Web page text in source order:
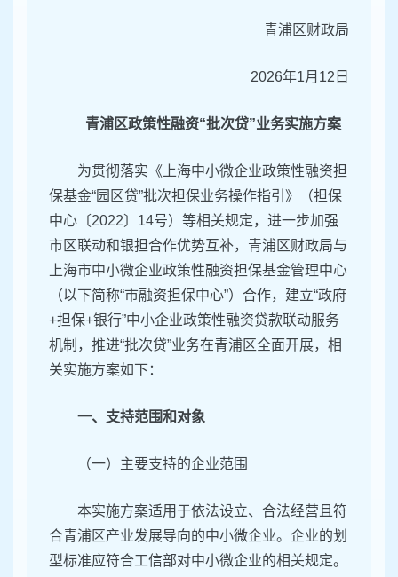
青浦区财政局
2026年1月12日
青浦区政策性融资“批次贷”业务实施方案
为贯彻落实《上海中小微企业政策性融资担
保基金“园区贷”批次担保业务操作指引》（担保
中心〔2022〕14号）等相关规定，进一步加强
市区联动和银担合作优势互补，青浦区财政局与
上海市中小微企业政策性融资担保基金管理中心
（以下简称“市融资担保中心”）合作，建立“政府
+担保+银行”中小企业政策性融资贷款联动服务
机制，推进“批次贷”业务在青浦区全面开展，相
关实施方案如下：
一、支持范围和对象
（一）主要支持的企业范围
本实施方案适用于依法设立、合法经营且符
合青浦区产业发展导向的中小微企业。企业的划
型标准应符合工信部对中小微企业的相关规定。